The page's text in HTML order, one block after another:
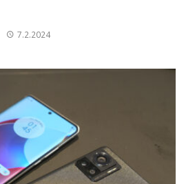
7.2.2024